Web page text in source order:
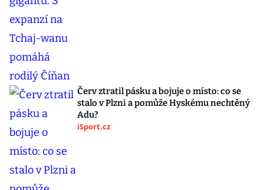
Červ ztratil pásku a bojuje o místo: co se
stalo v Plzni a pomůže Hyskému nechtěný
Adu?
iSport.cz